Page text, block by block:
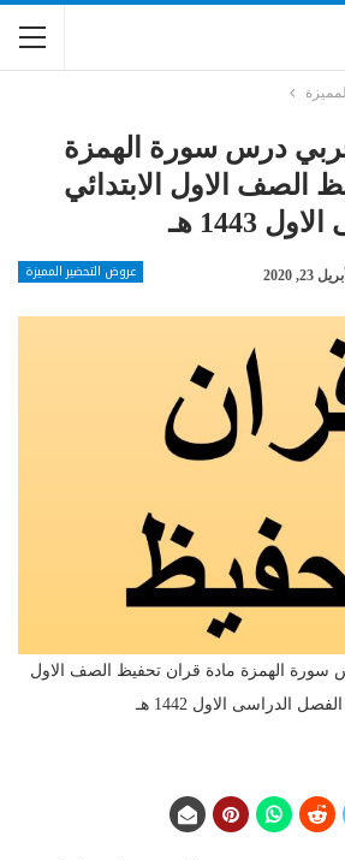
درس سورة الهمزة
الصف الاول الابتدائي
1443 هـ
عروض التحضير المميزة أبريل 23, 2020
سورة الهمزة مادة قران تحفيظ الصف الاول
الفصل الدراسى الاول 1442 هـ